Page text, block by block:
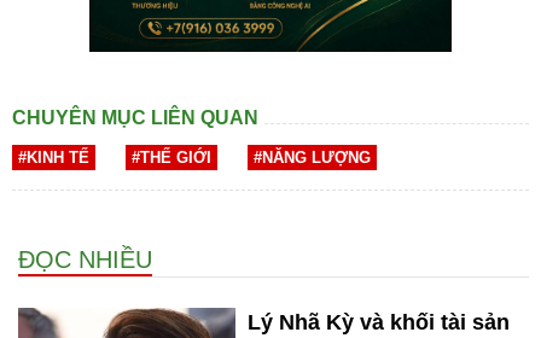
CHUYÊN MỤC LIÊN QUAN
#KINH TẾ #THẾ GIỚI #NĂNG LƯỢNG
ĐỌC NHIỀU
Lý Nhã Kỳ và khối tài sản